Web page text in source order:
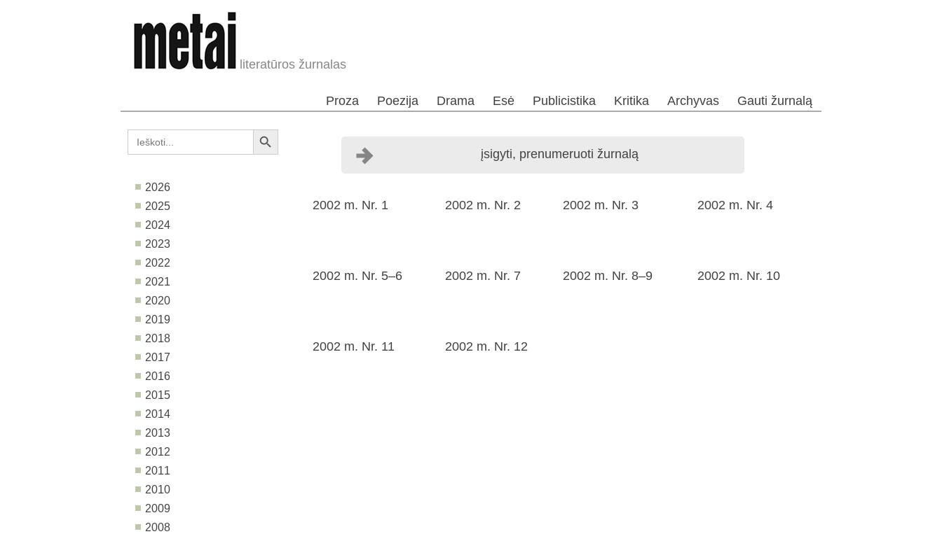
literatūros žurnalas
Proza Poezija Drama Esė Publicistika Kritika Archyvas Gauti žurnalą
Search
for:
Search Button
2026
2025
2024
2023
2022
2021
2020
2019
2018
2017
2016
2015
2014
2013
2012
2011
2010
2009
2008
įsigyti, prenumeruoti žurnalą
2002 m. Nr. 1 2002 m. Nr. 2 2002 m. Nr. 3 2002 m. Nr. 4
2002 m. Nr. 5–6 2002 m. Nr. 7 2002 m. Nr. 8–9 2002 m. Nr. 10
2002 m. Nr. 11 2002 m. Nr. 12